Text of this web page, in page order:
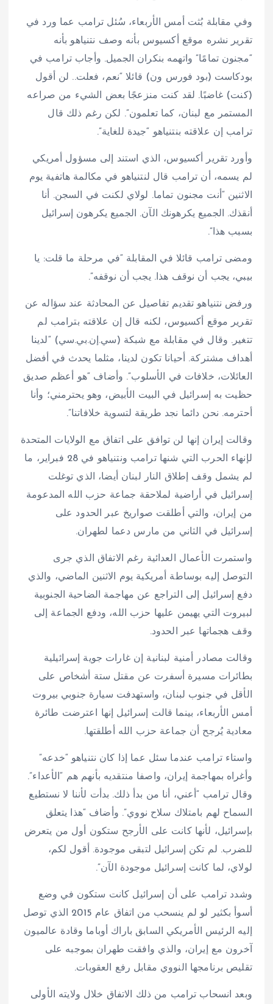
وفي مقابلة بُثت أمس الأربعاء، سُئل ترامب عما ورد في
تقرير نشره موقع أكسيوس بأنه وصف نتنياهو بأنه
“مجنون تمامًا” واتهمه بنكران الجميل. وأجاب ترامب في
بودكاست (بود فورس ون) قائلا “نعم، فعلت.. لن أقول
(كنت) غاضبًا. لقد كنت منزعجًا بعض الشيء من صراعه
المستمر مع لبنان، كما تعلمون”. لكن رغم ذلك قال
ترامب إن علاقته بنتنياهو “جيدة للغاية”.
وأورد تقرير أكسيوس، الذي استند إلى مسؤول أمريكي
لم يسمه، أن ترامب قال لنتنياهو في مكالمة هاتفية يوم
الاثنين “أنت مجنون تماما. لولاي لكنت في السجن. أنا
أنقذك. الجميع يكرهونك الآن. الجميع يكرهون إسرائيل
بسبب هذا”.
ومضى ترامب قائلا في المقابلة “في مرحلة ما قلت: يا
بيبي، يجب أن نوقف هذا. يجب أن نوقفه”.
ورفض نتنياهو تقديم تفاصيل عن المحادثة عند سؤاله عن
تقرير موقع أكسيوس، لكنه قال إن علاقته بترامب لم
تتغير. وقال في مقابلة مع شبكة (سي.إن.بي.سي) “لدينا
أهداف مشتركة. أحيانا تكون لدينا، مثلما يحدث في أفضل
العائلات، خلافات في الأسلوب”. وأضاف “هو أعظم صديق
حظيت به إسرائيل في البيت الأبيض، وهو يحترمني؛ وأنا
أحترمه. نحن دائما نجد طريقة لتسوية خلافاتنا”.
وقالت إيران إنها لن توافق على اتفاق مع الولايات المتحدة
لإنهاء الحرب التي شنها ترامب ونتنياهو في 28 فبراير، ما
لم يشمل وقف إطلاق النار لبنان أيضا، الذي توغلت
إسرائيل في أراضية لملاحقة جماعة حزب الله المدعومة
من إيران، والتي أطلقت صواريخ عبر الحدود على
إسرائيل في الثاني من مارس دعما لطهران.
واستمرت الأعمال العدائية رغم الاتفاق الذي جرى
التوصل إليه بوساطة أمريكية يوم الاثنين الماضي، والذي
دفع إسرائيل إلى التراجع عن مهاجمة الضاحية الجنوبية
لبيروت التي يهيمن عليها حزب الله، ودفع الجماعة إلى
وقف هجماتها عبر الحدود.
وقالت مصادر أمنية لبنانية إن غارات جوية إسرائيلية
بطائرات مسيرة أسفرت عن مقتل ستة أشخاص على
الأقل في جنوب لبنان، واستهدفت سيارة جنوبي بيروت
أمس الأربعاء، بينما قالت إسرائيل إنها اعترضت طائرة
معادية يُرجح أن جماعة حزب الله أطلقتها.
واستاء ترامب عندما سئل عما إذا كان نتنياهو “خدعه”
وأغراه بمهاجمة إيران، واصفا منتقديه بأنهم هم “الأعداء”.
وقال ترامب “أعني، أنا من بدأ ذلك. بدأت لأننا لا نستطيع
السماح لهم بامتلاك سلاح نووي”. وأضاف “هذا يتعلق
بإسرائيل، لأنها كانت على الأرجح ستكون أول من يتعرض
للضرب. لم تكن إسرائيل لتبقى موجودة. أقول لكم،
لولاي، لما كانت إسرائيل موجودة الآن”.
وشدد ترامب على أن إسرائيل كانت ستكون في وضع
أسوأ بكثير لو لم ينسحب من اتفاق عام 2015 الذي توصل
إليه الرئيس الأمريكي السابق باراك أوباما وقادة عالميون
آخرون مع إيران، والذي وافقت طهران بموجبه على
تقليص برنامجها النووي مقابل رفع العقوبات.
وبعد انسحاب ترامب من ذلك الاتفاق خلال ولايته الأولى